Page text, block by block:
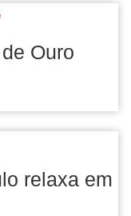
Ouro
relaxa em